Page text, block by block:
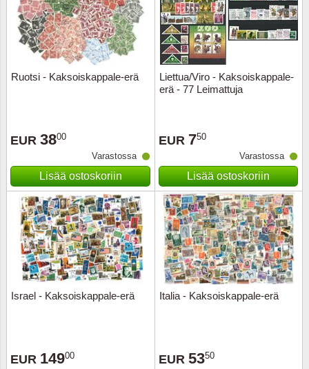
Ruotsi - Kaksoiskappale-erä
EUR 3800
Varastossa
Lisää ostoskoriin
Liettua/Viro - Kaksoiskappale-
erä - 77 Leimattuja
EUR 750
Varastossa
Lisää ostoskoriin
Israel - Kaksoiskappale-erä
EUR 14900
Italia - Kaksoiskappale-erä
EUR 5350
Länsi-
Puola